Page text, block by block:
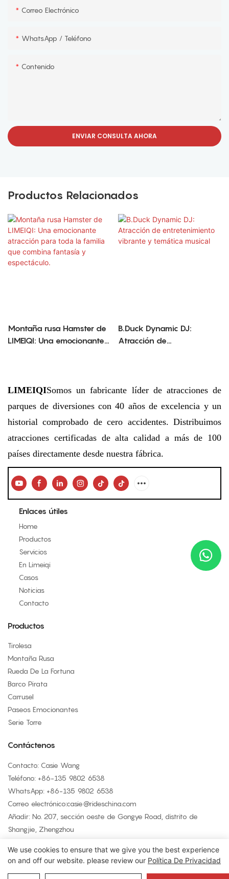
Correo Electrónico
WhatsApp / Teléfono
Contenido
ENVIAR CONSULTA AHORA
Productos Relacionados
Montaña rusa Hamster de
LIMEIQI: Una emocionante
B.Duck Dynamic DJ:
Atracción de
LIMEIQISomos un fabricante líder de atracciones de
parques de diversiones con 40 años de excelencia y un
historial comprobado de cero accidentes. Distribuimos
atracciones certificadas de alta calidad a más de 100
países directamente desde nuestra fábrica.
Enlaces útiles
Home
Productos
Servicios
En Limeiqi
Casos
Noticias
Contacto
Productos
Tirolesa
Montaña Rusa
Rueda De La Fortuna
Barco Pirata
Carrusel
Paseos Emocionantes
Serie Torre
Contáctenos
Contacto: Casie Wang
Teléfono: +86-135 9802 6538
WhatsApp: +86-135 9802 6538
Correo electrónico:casie@rideschina.com
Añadir: No. 207, sección oeste de Gongye Road, distrito de
Shangjie, Zhengzhou
Copyright © 2026 LMQ | www.lmqrides.com- Mapa del sitio|
We use cookies to ensure that we give you the best experience
on and off our website. please review our Política De Privacidad